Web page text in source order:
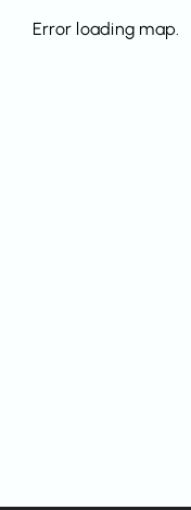
Error loading map.